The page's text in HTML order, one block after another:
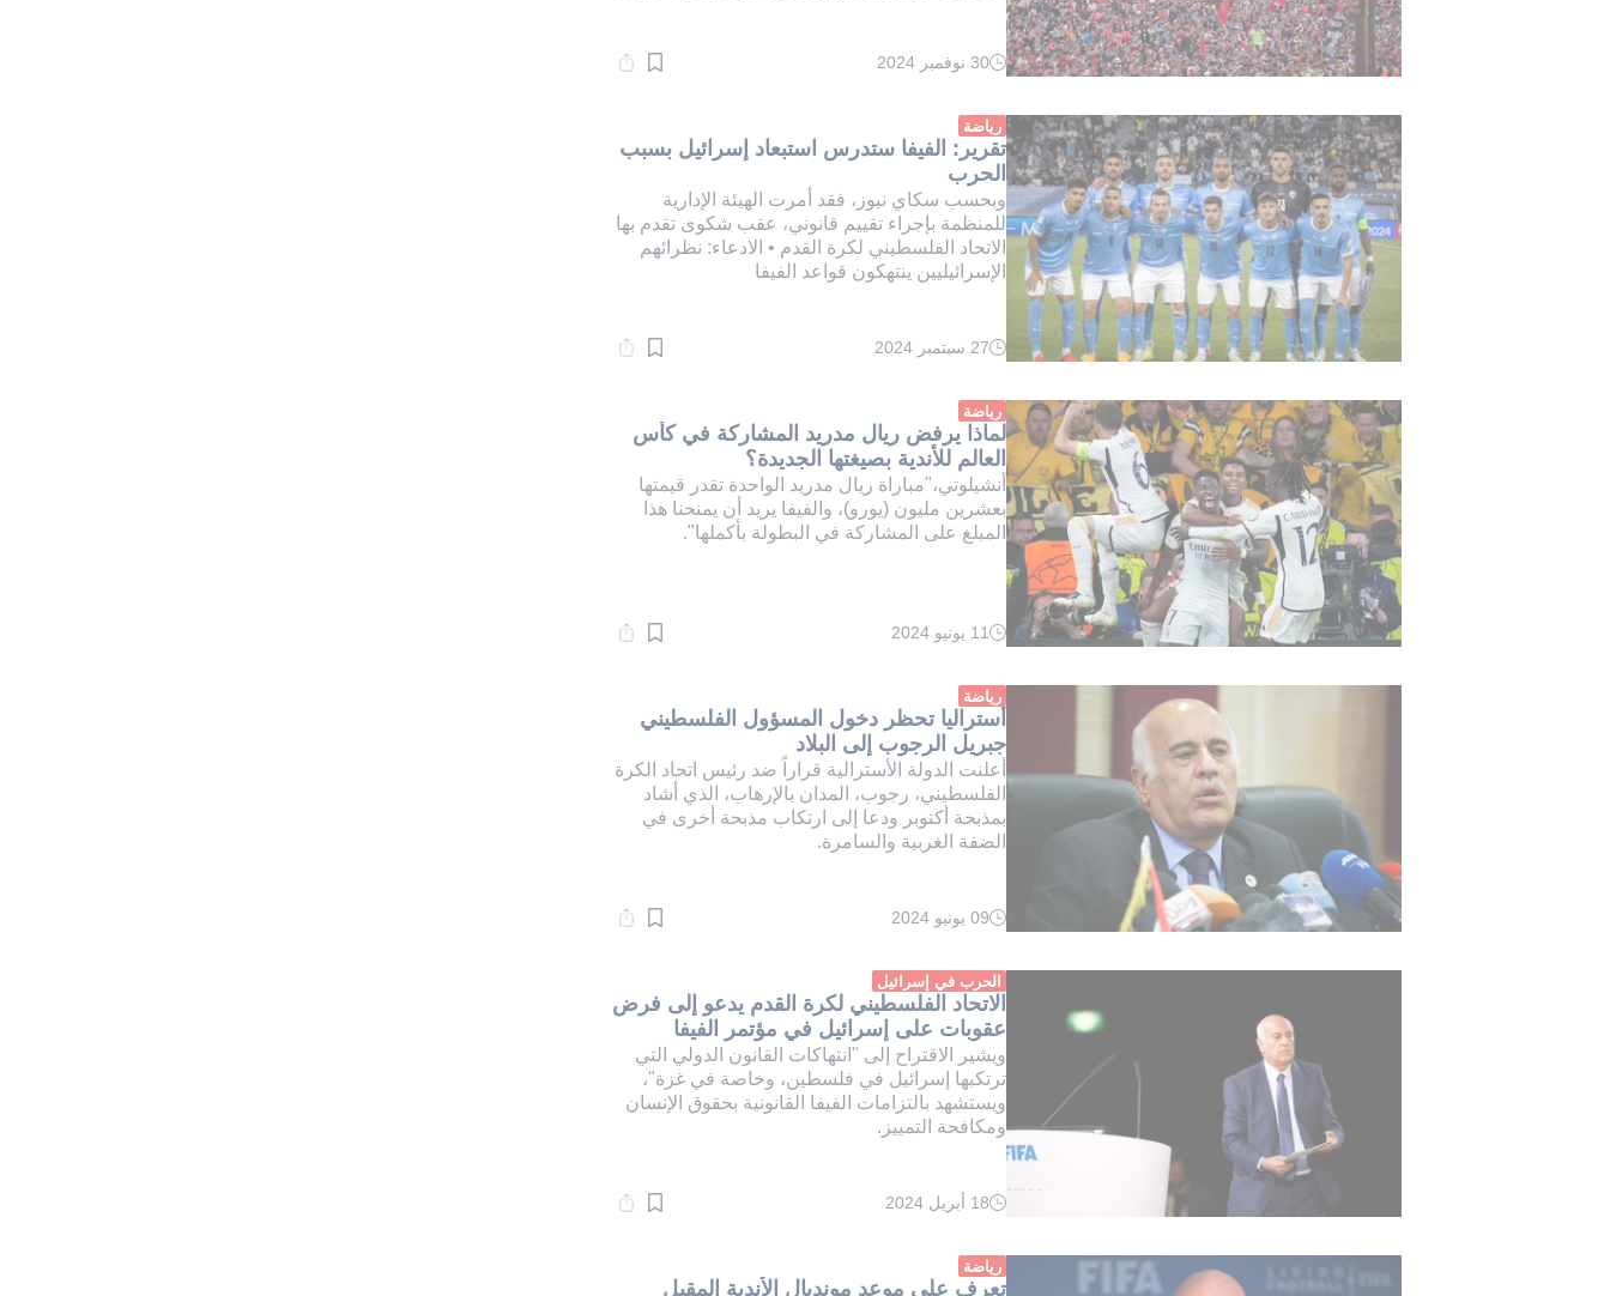
وقت
دقيقة.
30 نوفمبر 2024
رياضة
تقرير: الفيفا ستدرس استبعاد إسرائيل بسبب
الحرب
وبحسب سكاي نيوز، فقد أمرت الهيئة الإدارية
للمنظمة بإجراء تقييم قانوني، عقب شكوى تقدم بها
الاتحاد الفلسطيني لكرة القدم • الادعاء: نظرائهم
الإسرائيليين ينتهكون قواعد الفيفا
وقت
دقيقة.
27 سبتمبر 2024
رياضة
لماذا يرفض ريال مدريد المشاركة في كأس
العالم للأندية بصيغتها الجديدة؟
أنشيلوتي،"مباراة ريال مدريد الواحدة تقدر قيمتها
بعشرين مليون (يورو)، والفيفا يريد أن يمنحنا هذا
المبلغ على المشاركة في البطولة بأكملها".
وقت
دقيقة.
11 يونيو 2024
رياضة
أستراليا تحظر دخول المسؤول الفلسطيني
جبريل الرجوب إلى البلاد
أعلنت الدولة الأسترالية قراراً ضد رئيس اتحاد الكرة
الفلسطيني، رجوب، المدان بالإرهاب، الذي أشاد
بمذبحة أكتوبر ودعا إلى ارتكاب مذبحة أخرى في
الضفة الغربية والسامرة.
وقت
دقيقة.
09 يونيو 2024
الحرب في إسرائيل
الاتحاد الفلسطيني لكرة القدم يدعو إلى فرض
عقوبات على إسرائيل في مؤتمر الفيفا
ويشير الاقتراح إلى "انتهاكات القانون الدولي التي
ترتكبها إسرائيل في فلسطين، وخاصة في غزة"،
ويستشهد بالتزامات الفيفا القانونية بحقوق الإنسان
ومكافحة التمييز.
وقت
دقيقة.
18 أبريل 2024
رياضة
تعرف على موعد مونديال الأندية المقبل